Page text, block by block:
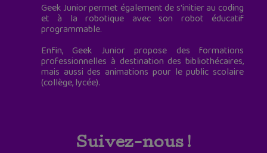
Geek Junior permet également de s'initier au coding
et à la robotique avec son robot éducatif
programmable.
Enfin, Geek Junior propose des formations
professionnelles à destination des bibliothécaires,
mais aussi des animations pour le public scolaire
(collège, lycée).
Suivez-nous !